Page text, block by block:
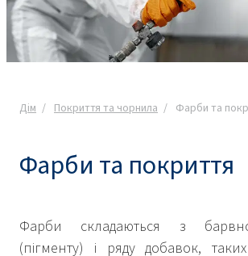
Дім Покриття та чорнила Фарби та
Фарби та покриття
Фарби складаються з
(пігменту) і ряду добавок,